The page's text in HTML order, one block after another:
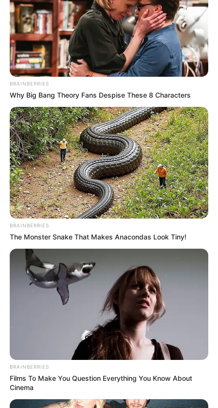
Endocrinologist: If You Have Diabetes, Read This
Before It's Removed!
If You Owe $20,000 Across 4 Credit Cards, Stop
Sending 4 Separate Checks
JG WENTWORTH
CVS’s Nightmare Comes True: Men Ditching Viagra
For This 87¢ Generic Aisle 7 Hack
FRIDAY PLANS
BRAINBERRIES
Why Big Bang Theory Fans Despise These 8 Characters
BRAINBERRIES
The Monster Snake That Makes Anacondas Look Tiny!
BRAINBERRIES
Films To Make You Question Everything You Know About
Cinema